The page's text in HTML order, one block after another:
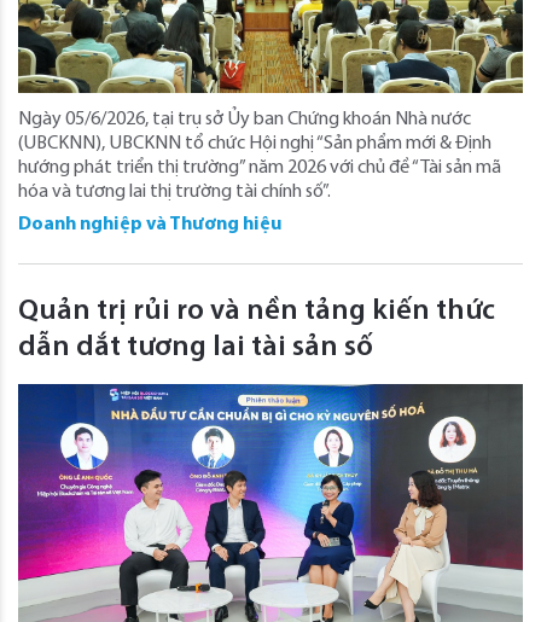
Ngày 05/6/2026, tại trụ sở Ủy ban Chứng khoán Nhà nước
(UBCKNN), UBCKNN tổ chức Hội nghị “Sản phẩm mới & Định
hướng phát triển thị trường” năm 2026 với chủ đề “Tài sản mã
hóa và tương lai thị trường tài chính số”.
Doanh nghiệp và Thương hiệu
Quản trị rủi ro và nền tảng kiến thức
dẫn dắt tương lai tài sản số